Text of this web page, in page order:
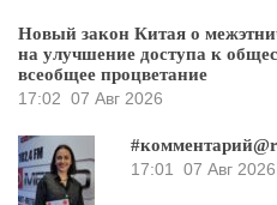
Новый закон Китая о
на улучшение доступа к
всеобщее процветание
17:02 07 Авг 2026
17:01
07 Авг 2026